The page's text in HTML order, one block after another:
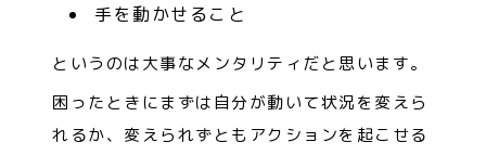
手を動かせること
というのは大事なメンタリティだと思います。
困ったときにまずは自分が動いて状況を変えら
れるか、変えられずともアクションを起こせる